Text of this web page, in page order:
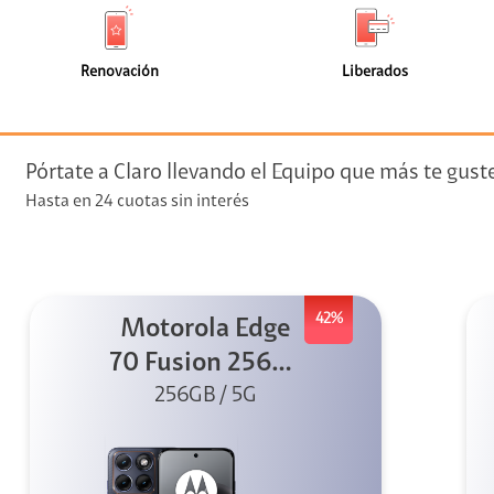
+ Telefonía
streaming
de
faceta
Renovación
(0)
faceta
Liberados
Pórtate a Claro llevando el Equipo que más te
Hasta en 24 cuotas sin interés
42%
Motorola Edge
70 Fusion 256GB
Azul
256GB / 5G